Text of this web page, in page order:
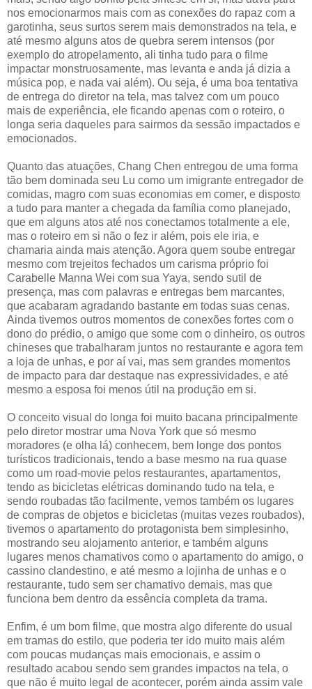
nos emocionarmos mais com as conexões do rapaz com a
garotinha, seus surtos serem mais demonstrados na tela, e
até mesmo alguns atos de quebra serem intensos (por
exemplo do atropelamento, ali tinha tudo para o filme
impactar monstruosamente, mas levanta e anda já dizia a
música pop, e nada vai além). Ou seja, é uma boa tentativa
de entrega do diretor na tela, mas talvez com um pouco
mais de experiência, ele ficando apenas com o roteiro, o
longa seria daqueles para sairmos da sessão impactados e
emocionados.
Quanto das atuações, Chang Chen entregou de uma forma
tão bem dominada seu Lu como um imigrante entregador de
comidas, magro com suas economias em comer, e disposto
a tudo para manter a chegada da família como planejado,
que em alguns atos até nos conectamos totalmente a ele,
mas o roteiro em si não o fez ir além, pois ele iria, e
chamaria ainda mais atenção. Agora quem soube entregar
mesmo com trejeitos fechados um carisma próprio foi
Carabelle Manna Wei com sua Yaya, sendo sutil de
presença, mas com palavras e entregas bem marcantes,
que acabaram agradando bastante em todas suas cenas.
Ainda tivemos outros momentos de conexões fortes com o
dono do prédio, o amigo que some com o dinheiro, os outros
chineses que trabalharam juntos no restaurante e agora tem
a loja de unhas, e por aí vai, mas sem grandes momentos
de impacto para dar destaque nas expressividades, e até
mesmo a esposa foi menos útil na produção em si.
O conceito visual do longa foi muito bacana principalmente
pelo diretor mostrar uma Nova York que só mesmo
moradores (e olha lá) conhecem, bem longe dos pontos
turísticos tradicionais, tendo a base mesmo na rua quase
como um road-movie pelos restaurantes, apartamentos,
tendo as bicicletas elétricas dominando tudo na tela, e
sendo roubadas tão facilmente, vemos também os lugares
de compras de objetos e bicicletas (muitas vezes roubados),
tivemos o apartamento do protagonista bem simplesinho,
mostrando seu alojamento anterior, e também alguns
lugares menos chamativos como o apartamento do amigo, o
cassino clandestino, e até mesmo a lojinha de unhas e o
restaurante, tudo sem ser chamativo demais, mas que
funciona bem dentro da essência completa da trama.
Enfim, é um bom filme, que mostra algo diferente do usual
em tramas do estilo, que poderia ter ido muito mais além
com poucas mudanças mais emocionais, e assim o
resultado acabou sendo sem grandes impactos na tela, o
que não é muito legal de acontecer, porém ainda assim vale